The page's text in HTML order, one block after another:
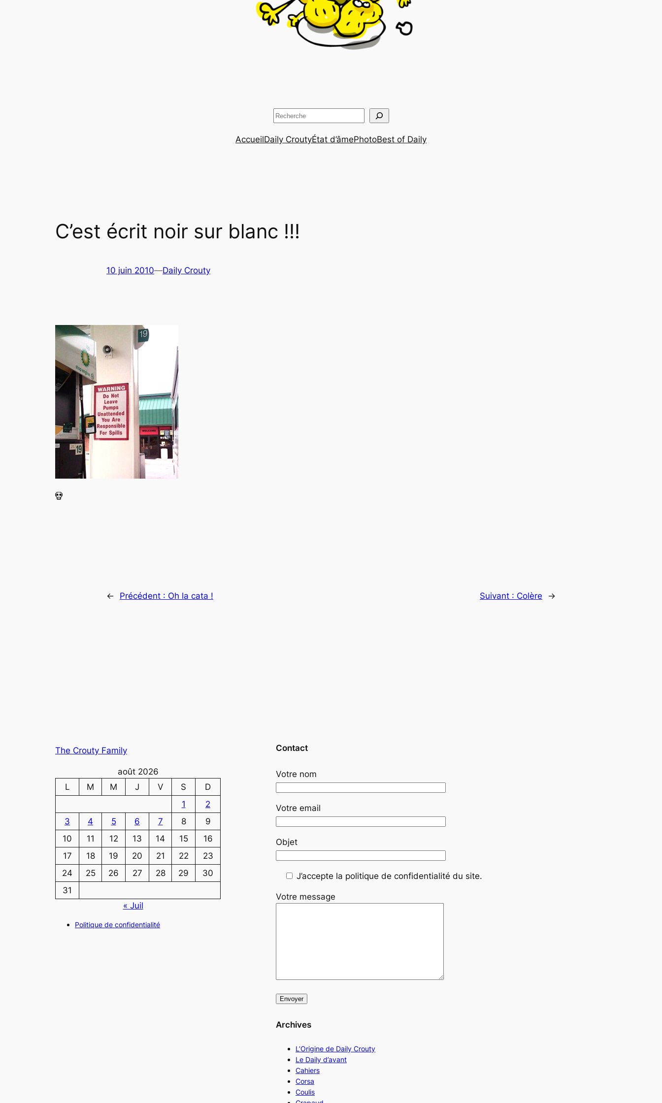
Rechercher
AccueilDaily CroutyÉtat d’âmePhotoBest of Daily
C’est écrit noir sur blanc !!!
10 juin 2010—Daily Crouty
← Précédent : Oh la cata ! Suivant : Colère →
The Crouty Family
août 2026
L
M M J V S
D
1
2
3
4 5 6 7 8
9
10
11 12 13 14 15
16
17
18 19 20 21 22
23
24
25 26 27 28 29
30
31
« Juil
Politique de confidentialité
Contact
Votre nom
Votre email
Objet
J’accepte la politique de confidentialité du site.
Votre message
Archives
L’Origine de Daily Crouty
Le Daily d’avant
Cahiers
Corsa
Coulis